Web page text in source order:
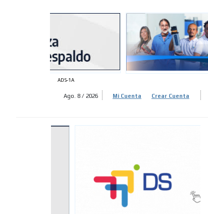
ADS-1A
Ago. 8 / 2026 Mi Cuenta Crear Cuenta